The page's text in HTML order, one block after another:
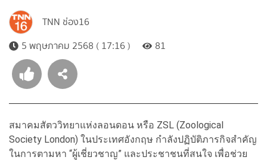
TNN ช่อง16
5 พฤษภาคม 2568 ( 17:16 )
81
สมาคมสัตววิทยาแห่งลอนดอน หรือ ZSL (Zoological
Society London) ในประเทศอังกฤษ กำลังปฏิบัติภารกิจสำคัญ
ในการตามหา “ผู้เชี่ยวชาญ” และประชาชนที่สนใจ เพื่อช่วย